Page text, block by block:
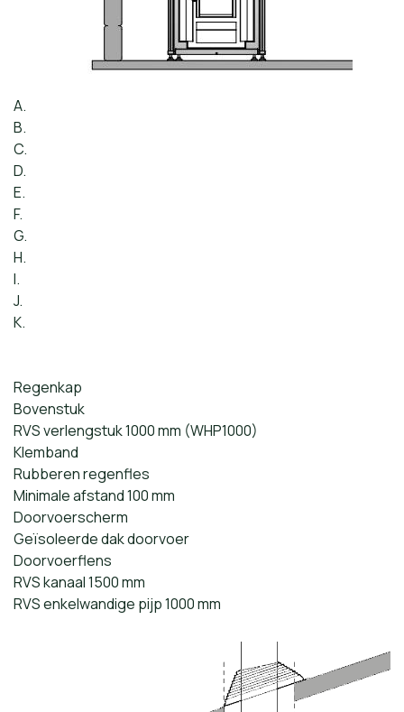
A.
B.
C.
D.
E.
F.
G.
H.
I.
J.
K.
Regenkap
Bovenstuk
RVS verlengstuk 1000 mm (WHP1000)
Klemband
Rubberen regenfles
Minimale afstand 100 mm
Doorvoerscherm
Geïsoleerde dak doorvoer
Doorvoerflens
RVS kanaal 1500 mm
RVS enkelwandige pijp 1000 mm